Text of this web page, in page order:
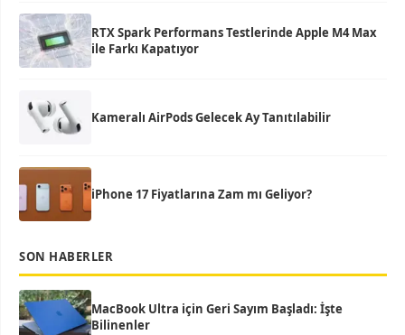
RTX Spark Performans Testlerinde Apple M4 Max
ile Farkı Kapatıyor
Kameralı AirPods Gelecek Ay Tanıtılabilir
iPhone 17 Fiyatlarına Zam mı Geliyor?
SON HABERLER
MacBook Ultra için Geri Sayım Başladı: İşte
Bilinenler